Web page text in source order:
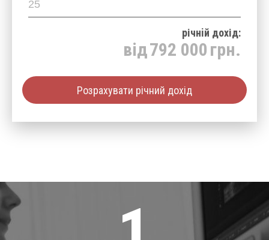
річнiй дохід:
від792 000 грн.
Розрахувати річний дохід